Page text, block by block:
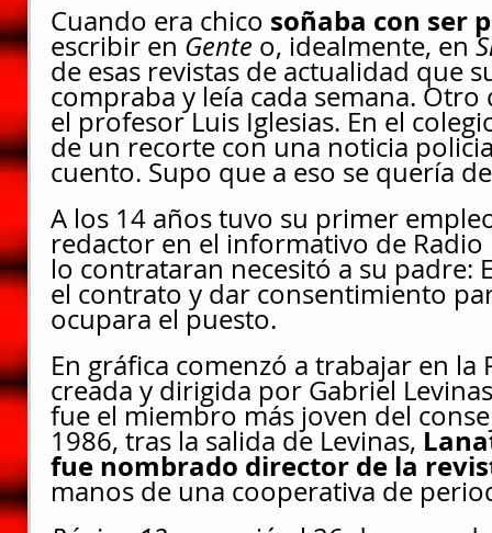
Cuando era chico soñaba con ser
escribir en Gente o, idealmente, en
de esas revistas de actualidad que
compraba y leía cada semana.
el profesor Luis Iglesias. En el
de un recorte con una noticia
cuento. Supo que a eso se quería
A los 14 años tuvo su primer
redactor en el informativo de
lo contrataran necesitó a su
el contrato y dar consentimiento
ocupara el puesto.
En gráfica comenzó a trabajar en la
creada y dirigida por Gabriel
fue el miembro más joven del
1986, tras la salida de Levinas,
fue nombrado director de la
manos de una cooperativa de